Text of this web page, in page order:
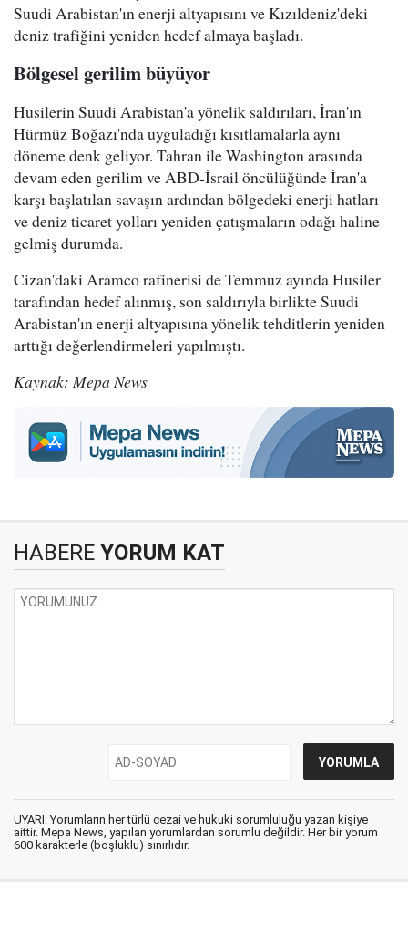
Suudi Arabistan'ın enerji altyapısını ve Kızıldeniz'deki
deniz trafiğini yeniden hedef almaya başladı.
Bölgesel gerilim büyüyor
Husilerin Suudi Arabistan'a yönelik saldırıları, İran'ın
Hürmüz Boğazı'nda uyguladığı kısıtlamalarla aynı
döneme denk geliyor. Tahran ile Washington arasında
devam eden gerilim ve ABD-İsrail öncülüğünde İran'a
karşı başlatılan savaşın ardından bölgedeki enerji hatları
ve deniz ticaret yolları yeniden çatışmaların odağı haline
gelmiş durumda.
Cizan'daki Aramco rafinerisi de Temmuz ayında Husiler
tarafından hedef alınmış, son saldırıyla birlikte Suudi
Arabistan'ın enerji altyapısına yönelik tehditlerin yeniden
arttığı değerlendirmeleri yapılmıştı.
Kaynak: Mepa News
HABERE YORUM KAT
UYARI: Yorumların her türlü cezai ve hukuki sorumluluğu yazan kişiye
aittir. Mepa News, yapılan yorumlardan sorumlu değildir. Her bir yorum
600 karakterle (boşluklu) sınırlıdır.